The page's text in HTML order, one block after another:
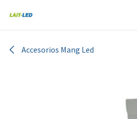
Accesorios Mang Led